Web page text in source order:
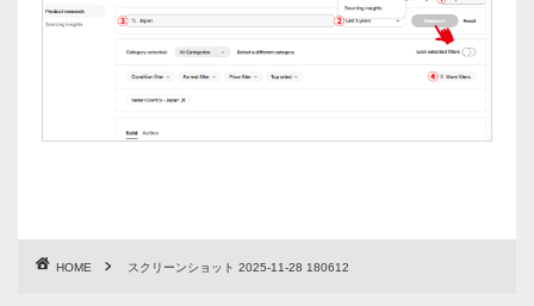
HOME スクリーンショット 2025-11-28 180612